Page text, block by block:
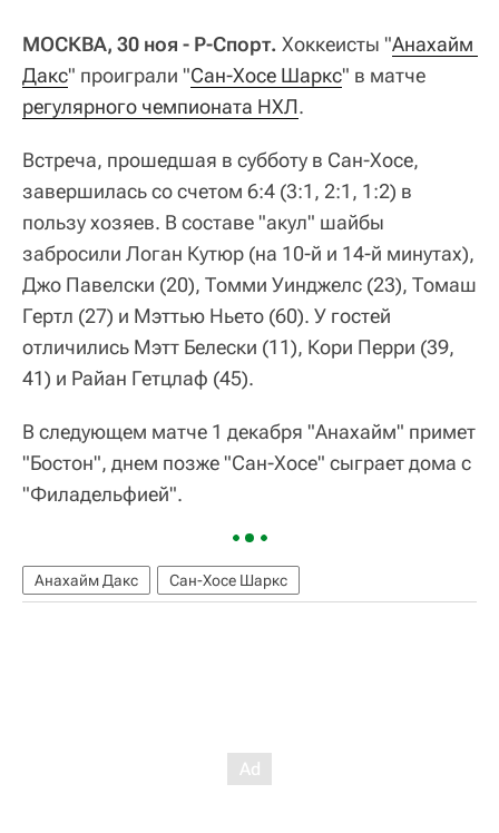
МОСКВА, 30 ноя - Р-Спорт. Хоккеисты "Анахайм
Дакс" проиграли "Сан-Хосе Шаркс" в матче
регулярного чемпионата НХЛ.
Встреча, прошедшая в субботу в Сан-Хосе,
завершилась со счетом 6:4 (3:1, 2:1, 1:2) в
пользу хозяев. В составе "акул" шайбы
забросили Логан Кутюр (на 10-й и 14-й минутах),
Джо Павелски (20), Томми Уинджелс (23), Томаш
Гертл (27) и Мэттью Ньето (60). У гостей
отличились Мэтт Белески (11), Кори Перри (39,
41) и Райан Гетцлаф (45).
В следующем матче 1 декабря "Анахайм" примет
"Бостон", днем позже "Сан-Хосе" сыграет дома с
"Филадельфией".
Анахайм Дакс Сан-Хосе Шаркс